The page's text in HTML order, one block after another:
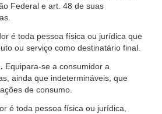
Federal e art. 48 de suas
é toda pessoa física ou jurídica que
ou serviço como destinatário final.
Equipara-se a consumidor a
ainda que indetermináveis, que
de consumo.
é toda pessoa física ou jurídica,